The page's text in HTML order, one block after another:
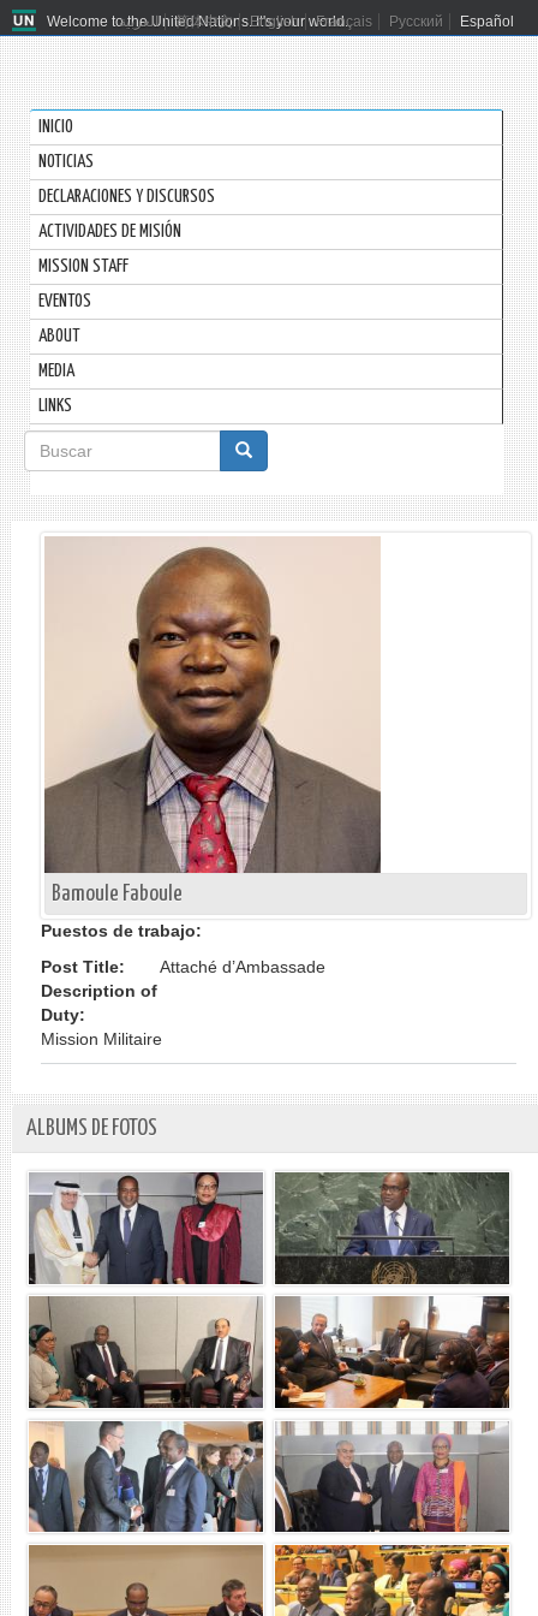
Welcome to the United Nations. It's your world.
العربية 简体中文 English Français Русский Español
INICIO
NOTICIAS
DECLARACIONES Y DISCURSOS
ACTIVIDADES DE MISIÓN
MISSION STAFF
EVENTOS
ABOUT
MEDIA
LINKS
Formulario
de
búsqueda
Buscar
Bamoule Faboule
Puestos de trabajo:
Post Title:
Attaché d’Ambassade
Description of
Duty:
Mission Militaire
ALBUMS DE FOTOS